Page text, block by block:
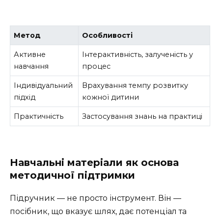
Метод Особливості
Активне
навчання
Інтерактивність, залученість у
процес
Індивідуальний
підхід
Врахування темпу розвитку
кожної дитини
Практичність Застосування знань на практиці
Навчальні матеріали як основа
методичної підтримки
Підручник — не просто інструмент. Він —
посібник, що вказує шлях, дає потенціал та